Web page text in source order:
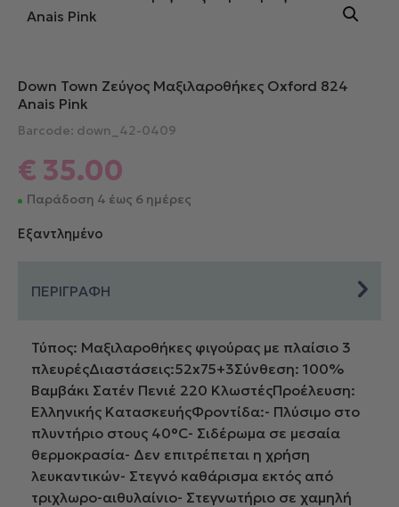
Down Town Ζεύγος Μαξιλαροθήκες Oxford 824
Anais Pink
Barcode: down_42-0409
€ 35.00
Παράδοση 4 έως 6 ημέρες
Εξαντλημένο
ΠΕΡΙΓΡΑΦΗ
Τύπος: Μαξιλαροθήκες φιγούρας με πλαίσιο 3
πλευρέςΔιαστάσεις:52x75+3Σύνθεση: 100%
Βαμβάκι Σατέν Πενιέ 220 ΚλωστέςΠροέλευση:
Ελληνικής ΚατασκευήςΦροντίδα:- Πλύσιμο στο
πλυντήριο στους 40°C- Σιδέρωμα σε μεσαία
θερμοκρασία- Δεν επιτρέπεται η χρήση
λευκαντικών- Στεγνό καθάρισμα εκτός από
τριχλωρο-αιθυλαίνιο- Στεγνωτήριο σε χαμηλή